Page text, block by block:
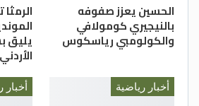
الحسين يعزز صفوفه
بالنيجيري كومولافي
والكولومبي رياسكوس يليق
الأردني
أخبار رياضية أخبار